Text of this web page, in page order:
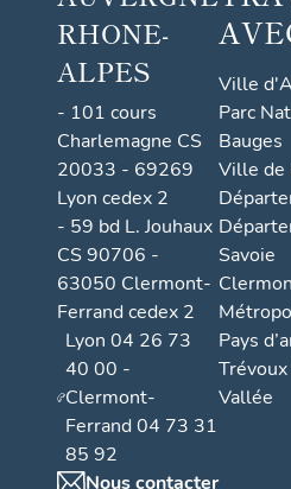
RHONE-
ALPES
- 101 cours
Charlemagne CS
20033 - 69269
Lyon cedex 2
- 59 bd L. Jouhaux
CS 90706 -
63050 Clermont-
Ferrand cedex 2
Lyon 04 26 73
40 00 -
Clermont-
Ferrand 04 73 31
85 92
Nous contacter
Ville
Parc
Bauges
Ville de
Savoie
Pays
Vallée